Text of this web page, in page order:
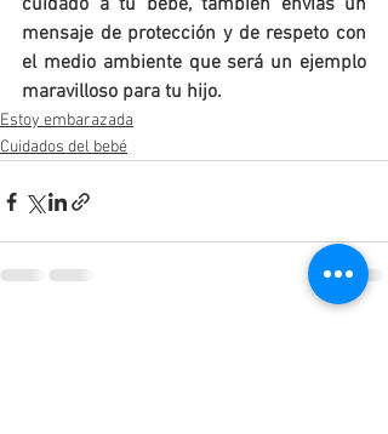
cuidado a tu bebé, también envías un
mensaje de protección y de respeto con
el medio ambiente que será un ejemplo
maravilloso para tu hijo.
Estoy embarazada
Cuidados del bebé